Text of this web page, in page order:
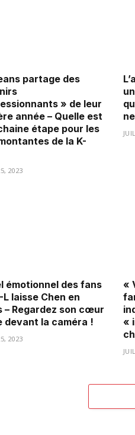
partage des
» de leur
année – Quelle est
étape pour les
de la K-
2023
émotionnel des fans
L laisse Chen en
– Regardez son cœur
devant la caméra !
2023
«
«